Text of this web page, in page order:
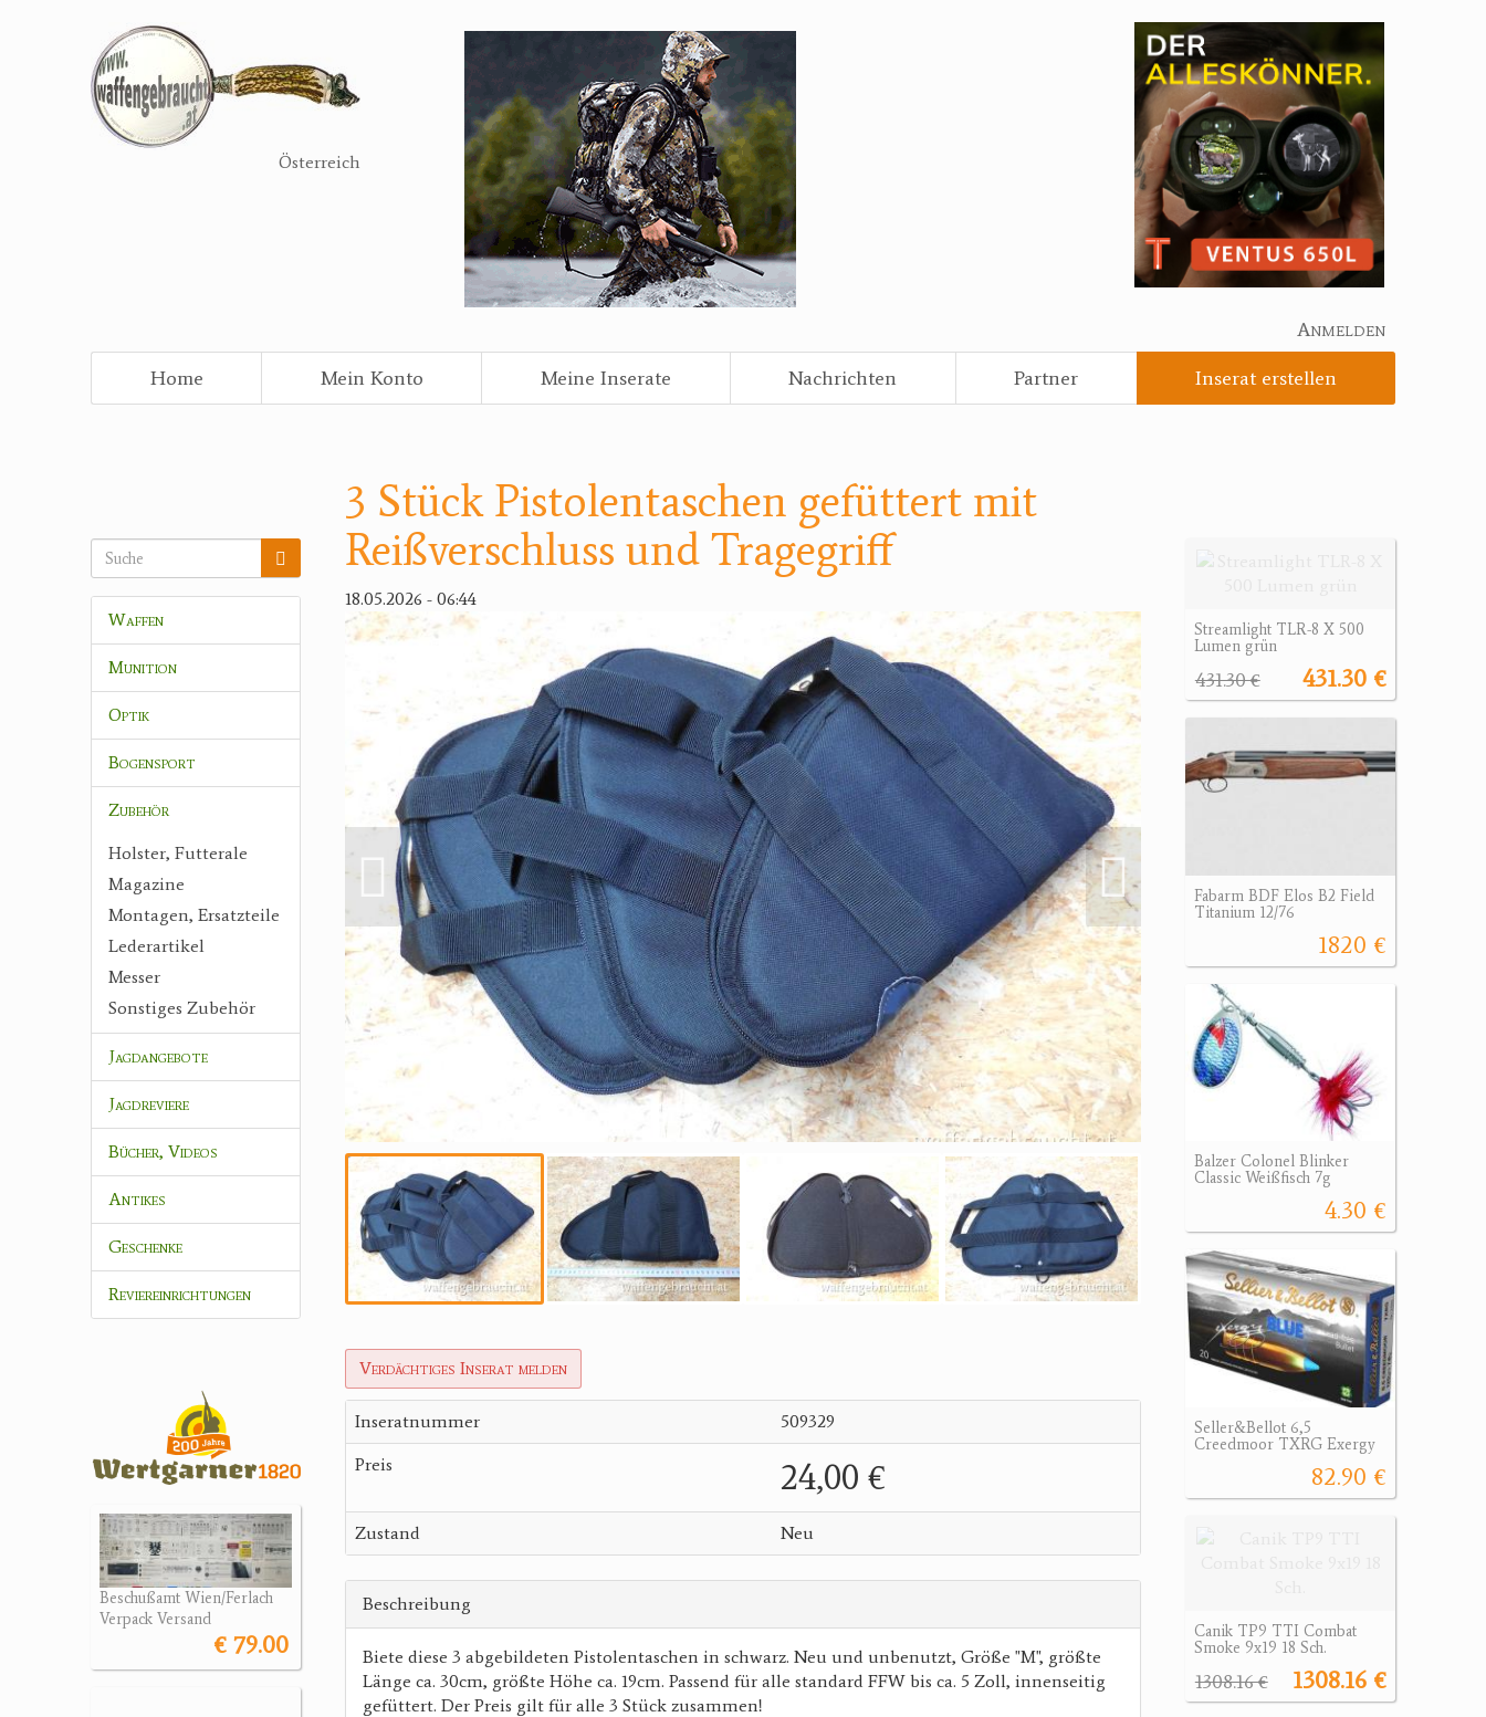
Österreich
Anmelden
Home
Mein Konto Meine Inserate Nachrichten Partner Inserat erstellen
Waffen
Munition
Optik
Bogensport
Zubehör
Holster, Futterale
Magazine
Montagen, Ersatzteile
Lederartikel
Messer
Sonstiges Zubehör
Jagdangebote
Jagdreviere
Bücher, Videos
Antikes
Geschenke
Reviereinrichtungen
Beschußamt Wien/Ferlach
Verpack Versand
€ 79.00
3 Stück Pistolentaschen gefüttert mit
Reißverschluss und Tragegriff
18.05.2026 - 06:44
Verdächtiges Inserat melden
Inseratnummer 509329
Preis 24,00 €
Zustand Neu
Beschreibung
Biete diese 3 abgebildeten Pistolentaschen in schwarz. Neu und unbenutzt, Größe "M", größte
Länge ca. 30cm, größte Höhe ca. 19cm. Passend für alle standard FFW bis ca. 5 Zoll, innenseitig
gefüttert. Der Preis gilt für alle 3 Stück zusammen!
Streamlight TLR-8 X 500
Lumen grün
431.30 €
431.30 €
Fabarm BDF Elos B2 Field
Titanium 12/76
1820 €
Balzer Colonel Blinker
Classic Weißfisch 7g
4.30 €
Seller&Bellot 6,5
Creedmoor TXRG Exergy
82.90 €
Canik TP9 TTI Combat
Smoke 9x19 18 Sch.
1308.16 €
1308.16 €